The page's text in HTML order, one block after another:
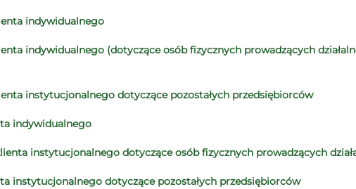
indywidualnego
indywidualnego (dotyczące osób fizycznych prowadzących
instytucjonalnego dotyczące pozostałych przedsiębiorców
indywidualnego
instytucjonalnego dotyczące osób fizycznych prowadzących
instytucjonalnego dotyczące pozostałych przedsiębiorców